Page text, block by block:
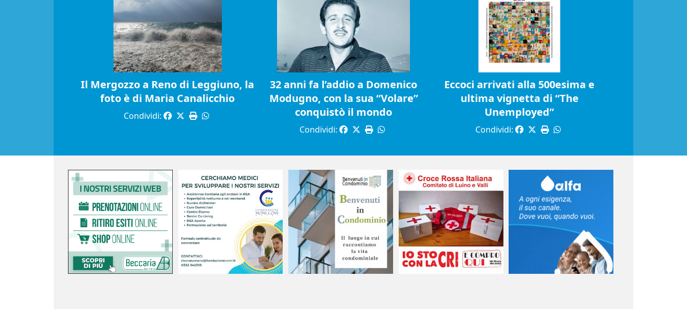
Il Mergozzo a Reno di Leggiuno, la
foto è di Maria Canalicchio
Condividi:
32 anni fa l’addio a Domenico
Modugno, con la sua “Volare”
conquistò il mondo
Condividi:
Eccoci arrivati alla 500esima e
ultima vignetta di “The
Unemployed”
Condividi: